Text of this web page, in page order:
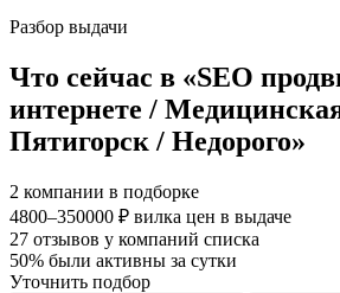
Разбор выдачи
Что сейчас в «SEO
интернете /
Пятигорск / Недорого»
2 компании в подборке
4800–350000 ₽ вилка цен в выдаче
27 отзывов у компаний списка
50% были активны за сутки
Уточнить подбор